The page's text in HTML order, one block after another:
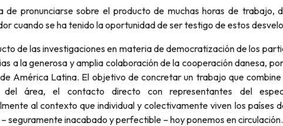
cuando se ha tenido la oportunidad de ser testigo de estos
a la generosa y amplia colaboración de la cooperación danesa,
América Latina. El objetivo de concretar un trabajo que
del área, el contacto directo con representantes del
al contexto que individual y colectivamente viven los países
seguramente inacabado y perfectible – hoy ponemos en circulación.